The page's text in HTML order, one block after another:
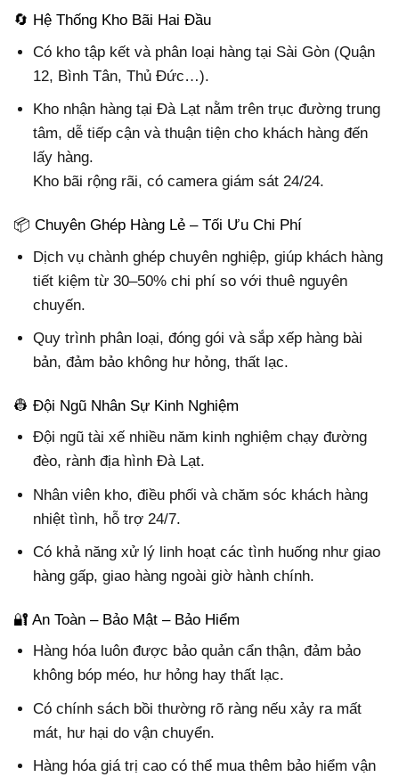
🔄 Hệ Thống Kho Bãi Hai Đầu
Có kho tập kết và phân loại hàng tại Sài Gòn (Quận
12, Bình Tân, Thủ Đức…).
Kho nhận hàng tại Đà Lạt nằm trên trục đường trung
tâm, dễ tiếp cận và thuận tiện cho khách hàng đến
lấy hàng.
Kho bãi rộng rãi, có camera giám sát 24/24.
📦 Chuyên Ghép Hàng Lẻ – Tối Ưu Chi Phí
Dịch vụ chành ghép chuyên nghiệp, giúp khách hàng
tiết kiệm từ 30–50% chi phí so với thuê nguyên
chuyến.
Quy trình phân loại, đóng gói và sắp xếp hàng bài
bản, đảm bảo không hư hỏng, thất lạc.
👷 Đội Ngũ Nhân Sự Kinh Nghiệm
Đội ngũ tài xế nhiều năm kinh nghiệm chạy đường
đèo, rành địa hình Đà Lạt.
Nhân viên kho, điều phối và chăm sóc khách hàng
nhiệt tình, hỗ trợ 24/7.
Có khả năng xử lý linh hoạt các tình huống như giao
hàng gấp, giao hàng ngoài giờ hành chính.
🔐 An Toàn – Bảo Mật – Bảo Hiểm
Hàng hóa luôn được bảo quản cẩn thận, đảm bảo
không bóp méo, hư hỏng hay thất lạc.
Có chính sách bồi thường rõ ràng nếu xảy ra mất
mát, hư hại do vận chuyển.
Hàng hóa giá trị cao có thể mua thêm bảo hiểm vận